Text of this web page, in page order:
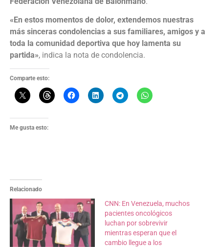
«En estos momentos de dolor, extendemos nuestras
más sinceras condolencias a sus familiares, amigos y a
toda la comunidad deportiva que hoy lamenta su
partida», indica la nota de condolencia.
Comparte esto:
Me gusta esto:
Relacionado
CNN: En Venezuela, muchos
pacientes oncológicos
luchan por sobrevivir
mientras esperan que el
cambio llegue a los